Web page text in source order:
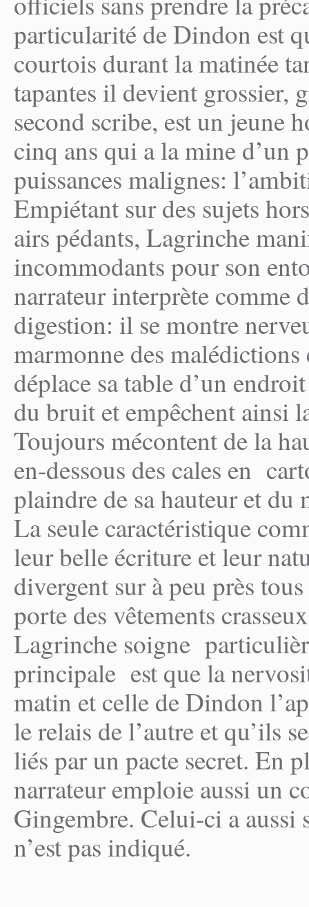
particularité de Dindon est
courtois durant la matinée
tapantes il devient grossier,
second scribe, est un jeune
cinq ans qui a la mine d’un
puissances malignes:
Empiétant sur des sujets
airs pédants, Lagrinche
incommodants pour son
narrateur interprète comme
digestion: il se montre
marmonne des
déplace sa table d’un
du bruit et empêchent ainsi
Toujours mécontent de la
en-dessous des cales en
plaindre de sa hauteur et
La seule caractéristique
leur belle écriture et leur
divergent sur à peu près
porte des vêtements
Lagrinche soigne
principale est que la
matin et celle de Dindon
le relais de l’autre et qu’ils
liés par un pacte secret. En
narrateur emploie aussi un
Gingembre. Celui-ci a aussi
n’est pas indiqué.